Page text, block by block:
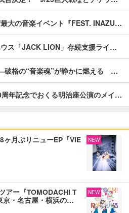
大の音楽イベント『FEST. INAZU…
ス「JACK LION」存続支援ライ…
破格の“音楽魂”が静かに燃える …
年記念でおくる明治座公演のメイ…
月ぶりニューEP『VIE
NEW
アー『TOMODACHI T
・名古屋・横浜の…
NEW